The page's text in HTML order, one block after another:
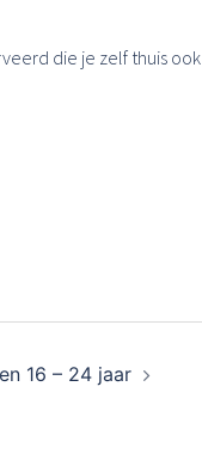
die je zelf thuis ook
16 – 24 jaar